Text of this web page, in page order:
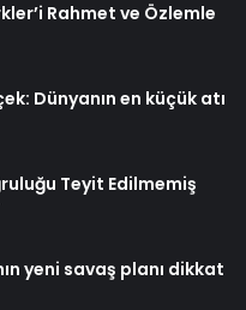
Rahmet ve Özlemle
Dünyanın en küçük atı
Teyit Edilmemiş
yeni savaş planı dikkat